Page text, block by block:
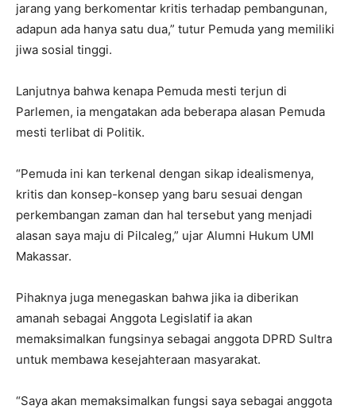
jarang yang berkomentar kritis terhadap pembangunan,
adapun ada hanya satu dua,” tutur Pemuda yang memiliki
jiwa sosial tinggi.
Lanjutnya bahwa kenapa Pemuda mesti terjun di
Parlemen, ia mengatakan ada beberapa alasan Pemuda
mesti terlibat di Politik.
“Pemuda ini kan terkenal dengan sikap idealismenya,
kritis dan konsep-konsep yang baru sesuai dengan
perkembangan zaman dan hal tersebut yang menjadi
alasan saya maju di Pilcaleg,” ujar Alumni Hukum UMI
Makassar.
Pihaknya juga menegaskan bahwa jika ia diberikan
amanah sebagai Anggota Legislatif ia akan
memaksimalkan fungsinya sebagai anggota DPRD Sultra
untuk membawa kesejahteraan masyarakat.
“Saya akan memaksimalkan fungsi saya sebagai anggota